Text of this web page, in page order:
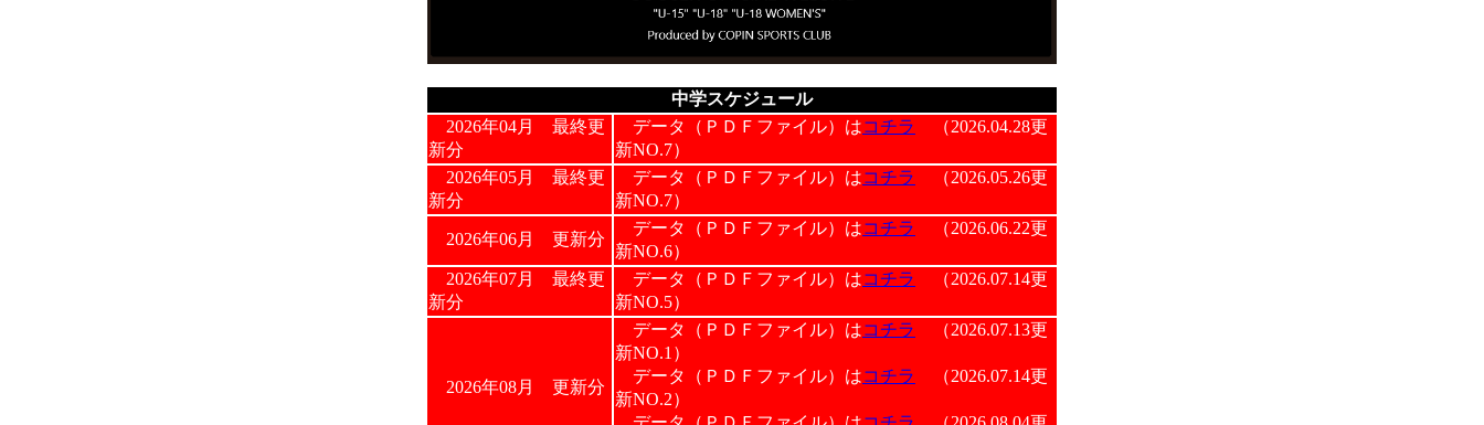
中学スケジュール
2026年04月 最終更
新分
データ（ＰＤＦファイル）はコチラ
（2026.04.28更
新NO.7）
2026年05月 最終更
新分
データ（ＰＤＦファイル）はコチラ
（2026.05.26更
新NO.7）
2026年06月 更新分
データ（ＰＤＦファイル）はコチラ
（2026.06.22更
新NO.6）
2026年07月 最終更
新分
データ（ＰＤＦファイル）はコチラ
（2026.07.14更
新NO.5）
2026年08月 更新分
データ（ＰＤＦファイル）はコチラ
（2026.07.13更
新NO.1）
データ（ＰＤＦファイル）はコチラ
（2026.07.14更
新NO.2）